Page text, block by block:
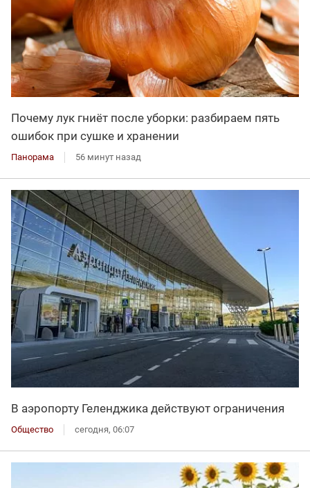
Почему лук гниёт после уборки: разбираем пять
ошибок при сушке и хранении
Панорама 56 минут назад
В аэропорту Геленджика действуют ограничения
Общество сегодня, 06:07